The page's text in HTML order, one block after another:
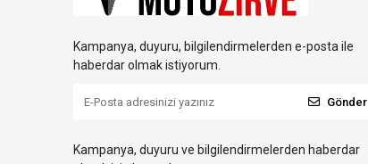
Kampanya, duyuru, bilgilendirmelerden e-posta ile
haberdar olmak istiyorum.
Gönder
Kampanya, duyuru ve bilgilendirmelerden haberdar